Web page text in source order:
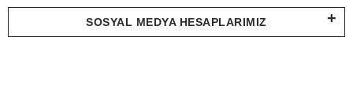
SOSYAL MEDYA HESAPLARIMIZ